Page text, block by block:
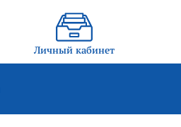
Личный кабинет